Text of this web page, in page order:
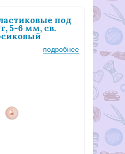
под
5-6 мм, св.
подробнее